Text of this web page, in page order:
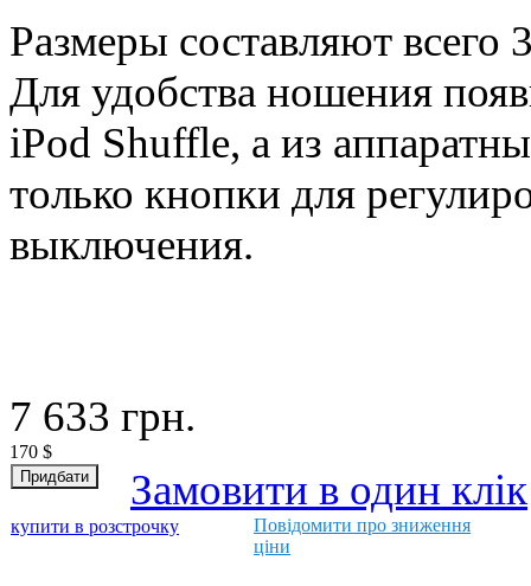
Размеры составляют
Для удобства ношения
iPod Shuffle, а из
только кнопки для
выключения.
7 633 грн.
170 $
Замовити в один клік
купити в розстрочку
Повідомити про зниження
ціни